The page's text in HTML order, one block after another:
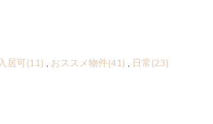
居可(11) , おススメ物件(41) , 日常(23)